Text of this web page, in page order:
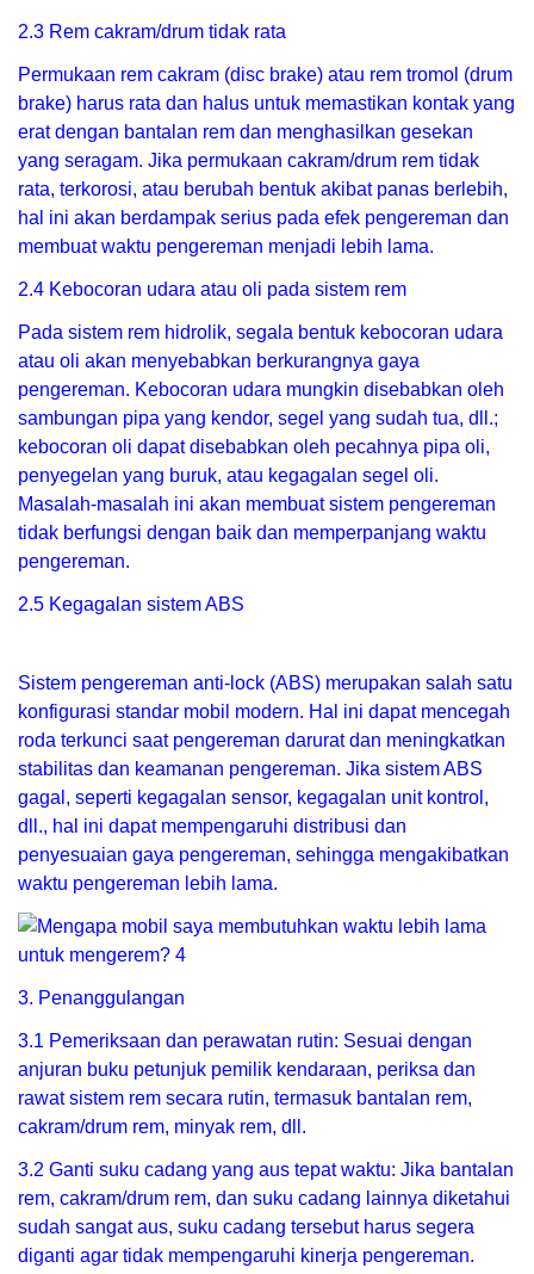
2.3 Rem cakram/drum tidak rata
Permukaan rem cakram (disc brake) atau rem tromol (drum
brake) harus rata dan halus untuk memastikan kontak yang
erat dengan bantalan rem dan menghasilkan gesekan
yang seragam. Jika permukaan cakram/drum rem tidak
rata, terkorosi, atau berubah bentuk akibat panas berlebih,
hal ini akan berdampak serius pada efek pengereman dan
membuat waktu pengereman menjadi lebih lama.
2.4 Kebocoran udara atau oli pada sistem rem
Pada sistem rem hidrolik, segala bentuk kebocoran udara
atau oli akan menyebabkan berkurangnya gaya
pengereman. Kebocoran udara mungkin disebabkan oleh
sambungan pipa yang kendor, segel yang sudah tua, dll.;
kebocoran oli dapat disebabkan oleh pecahnya pipa oli,
penyegelan yang buruk, atau kegagalan segel oli.
Masalah-masalah ini akan membuat sistem pengereman
tidak berfungsi dengan baik dan memperpanjang waktu
pengereman.
2.5 Kegagalan sistem ABS
Sistem pengereman anti-lock (ABS) merupakan salah satu
konfigurasi standar mobil modern. Hal ini dapat mencegah
roda terkunci saat pengereman darurat dan meningkatkan
stabilitas dan keamanan pengereman. Jika sistem ABS
gagal, seperti kegagalan sensor, kegagalan unit kontrol,
dll., hal ini dapat mempengaruhi distribusi dan
penyesuaian gaya pengereman, sehingga mengakibatkan
waktu pengereman lebih lama.
3. Penanggulangan
3.1 Pemeriksaan dan perawatan rutin: Sesuai dengan
anjuran buku petunjuk pemilik kendaraan, periksa dan
rawat sistem rem secara rutin, termasuk bantalan rem,
cakram/drum rem, minyak rem, dll.
3.2 Ganti suku cadang yang aus tepat waktu: Jika bantalan
rem, cakram/drum rem, dan suku cadang lainnya diketahui
sudah sangat aus, suku cadang tersebut harus segera
diganti agar tidak mempengaruhi kinerja pengereman.